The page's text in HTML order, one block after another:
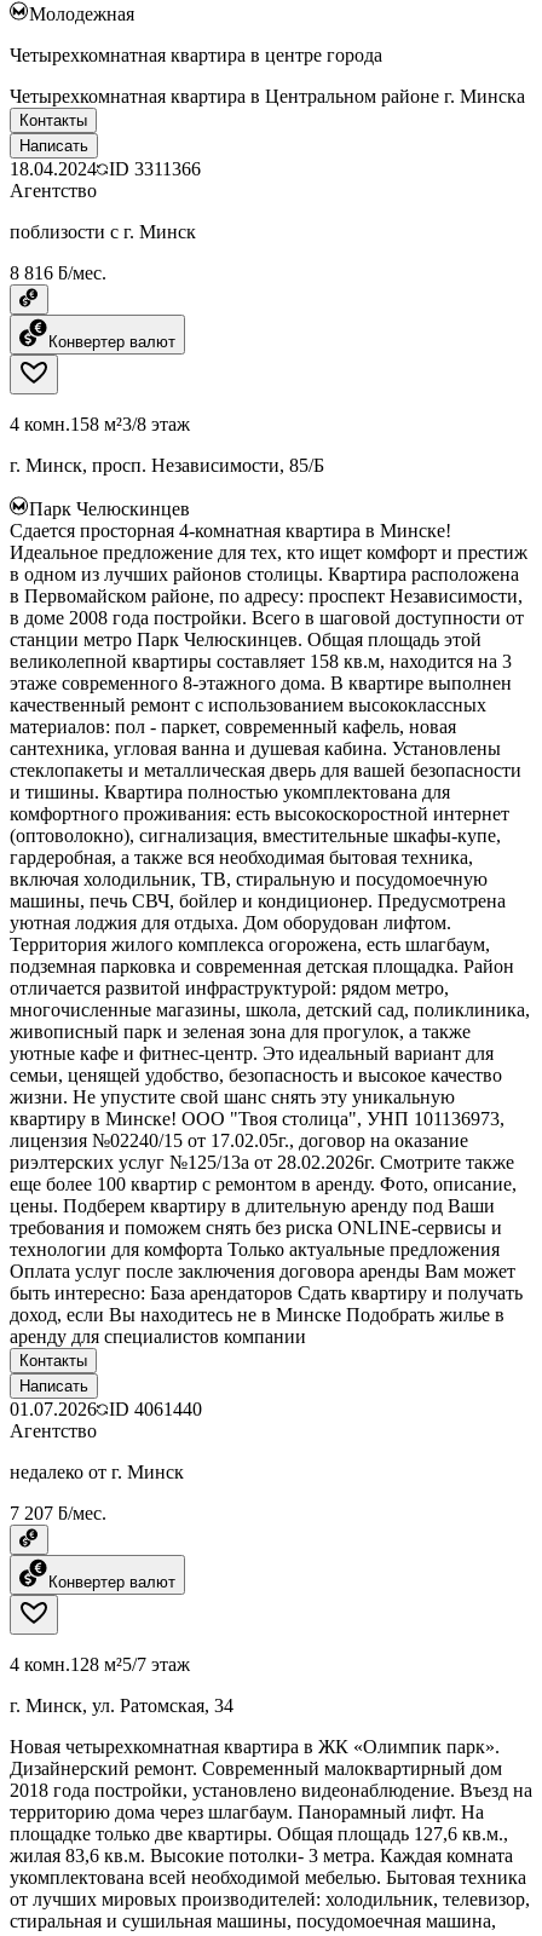
Молодежная
Четырехкомнатная квартира в центре города
Четырехкомнатная квартира в Центральном районе г. Минска
Контакты
Написать
18.04.2024 ID 3311366
Агентство
поблизости с г. Минск
8 816 ƃ/мес.
Конвертер валют
4 комн.158 м²3/8 этаж
г. Минск, просп. Независимости, 85/Б
Парк Челюскинцев
Сдается просторная 4-комнатная квартира в Минске!
Идеальное предложение для тех, кто ищет комфорт и престиж
в одном из лучших районов столицы. Квартира расположена
в Первомайском районе, по адресу: проспект Независимости,
в доме 2008 года постройки. Всего в шаговой доступности от
станции метро Парк Челюскинцев. Общая площадь этой
великолепной квартиры составляет 158 кв.м, находится на 3
этаже современного 8-этажного дома. В квартире выполнен
качественный ремонт с использованием высококлассных
материалов: пол - паркет, современный кафель, новая
сантехника, угловая ванна и душевая кабина. Установлены
стеклопакеты и металлическая дверь для вашей безопасности
и тишины. Квартира полностью укомплектована для
комфортного проживания: есть высокоскоростной интернет
(оптоволокно), сигнализация, вместительные шкафы-купе,
гардеробная, а также вся необходимая бытовая техника,
включая холодильник, ТВ, стиральную и посудомоечную
машины, печь СВЧ, бойлер и кондиционер. Предусмотрена
уютная лоджия для отдыха. Дом оборудован лифтом.
Территория жилого комплекса огорожена, есть шлагбаум,
подземная парковка и современная детская площадка. Район
отличается развитой инфраструктурой: рядом метро,
многочисленные магазины, школа, детский сад, поликлиника,
живописный парк и зеленая зона для прогулок, а также
уютные кафе и фитнес-центр. Это идеальный вариант для
семьи, ценящей удобство, безопасность и высокое качество
жизни. Не упустите свой шанс снять эту уникальную
квартиру в Минске! ООО "Твоя столица", УНП 101136973,
лицензия №02240/15 от 17.02.05г., договор на оказание
риэлтерских услуг №125/13а от 28.02.2026г. Смотрите также
еще более 100 квартир с ремонтом в аренду. Фото, описание,
цены. Подберем квартиру в длительную аренду под Ваши
требования и поможем снять без риска ONLINE-сервисы и
технологии для комфорта Только актуальные предложения
Оплата услуг после заключения договора аренды Вам может
быть интересно: База арендаторов Сдать квартиру и получать
доход, если Вы находитесь не в Минске Подобрать жилье в
аренду для специалистов компании
Контакты
Написать
01.07.2026 ID 4061440
Агентство
недалеко от г. Минск
7 207 ƃ/мес.
Конвертер валют
4 комн.128 м²5/7 этаж
г. Минск, ул. Ратомская, 34
Новая четырехкомнатная квартира в ЖК «Олимпик парк».
Дизайнерский ремонт. Современный малоквартирный дом
2018 года постройки, установлено видеонаблюдение. Въезд на
территорию дома через шлагбаум. Панорамный лифт. На
площадке только две квартиры. Общая площадь 127,6 кв.м.,
жилая 83,6 кв.м. Высокие потолки- 3 метра. Каждая комната
укомплектована всей необходимой мебелью. Бытовая техника
от лучших мировых производителей: холодильник, телевизор,
стиральная и сушильная машины, посудомоечная машина,